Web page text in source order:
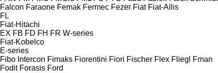
Falcon Faraone Femak Fermec Fezer Fiat Fiat-Allis
FL
Fiat-Hitachi
EX FB FD FH FR W-series
Fiat-Kobelco
E-series
Fibo Intercon Fimaks Fiorentini Fiori Fischer Flex Fliegl
Fman
Fodit Forasis Ford